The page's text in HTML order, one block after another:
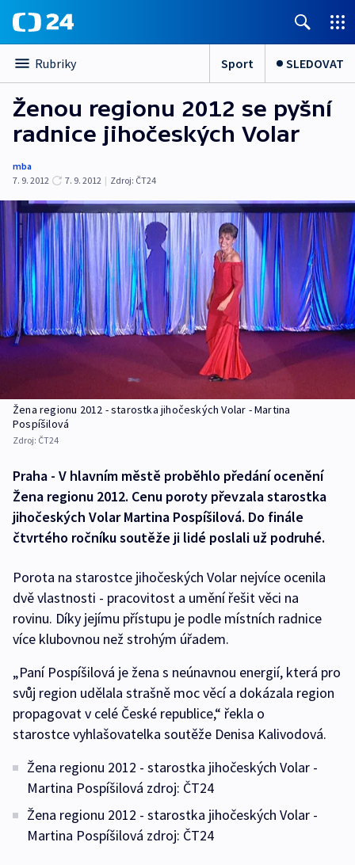
Rubriky Sport SLEDOVAT
Ženou regionu 2012 se pyšní
radnice jihočeských Volar
mba
7. 9. 2012
7. 9. 2012 | Zdroj: ČT24
Žena regionu 2012 - starostka jihočeských Volar - Martina
Pospíšilová
Zdroj: ČT24
Praha - V hlavním městě proběhlo předání ocenění
Žena regionu 2012. Cenu poroty převzala starostka
jihočeských Volar Martina Pospíšilová. Do finále
čtvrtého ročníku soutěže ji lidé poslali už podruhé.
Porota na starostce jihočeských Volar nejvíce ocenila
dvě vlastnosti - pracovitost a umění řešit věci na
rovinu. Díky jejímu přístupu je podle místních radnice
více klubovnou než strohým úřadem.
„Paní Pospíšilová je žena s neúnavnou energií, která pro
svůj region udělala strašně moc věcí a dokázala region
propagovat v celé České republice,“ řekla o
starostce vyhlašovatelka soutěže Denisa Kalivodová.
Žena regionu 2012 - starostka jihočeských Volar -
Martina Pospíšilová zdroj: ČT24
Žena regionu 2012 - starostka jihočeských Volar -
Martina Pospíšilová zdroj: ČT24